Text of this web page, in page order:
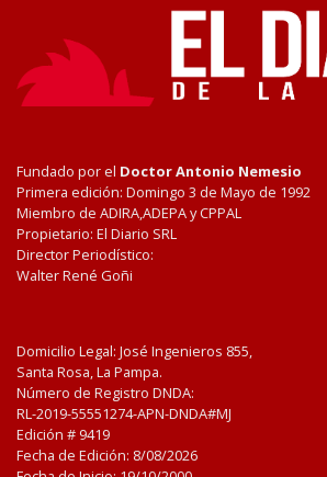
Fundado por el Doctor Antonio Nemesio
Primera edición: Domingo 3 de Mayo de 1992
Miembro de ADIRA,ADEPA y CPPAL
Propietario: El Diario SRL
Director Periodístico:
Walter René Goñi
Domicilio Legal: José Ingenieros 855,
Santa Rosa, La Pampa.
Número de Registro DNDA:
RL-2019-55551274-APN-DNDA#MJ
Edición # 9419
Fecha de Edición: 8/08/2026